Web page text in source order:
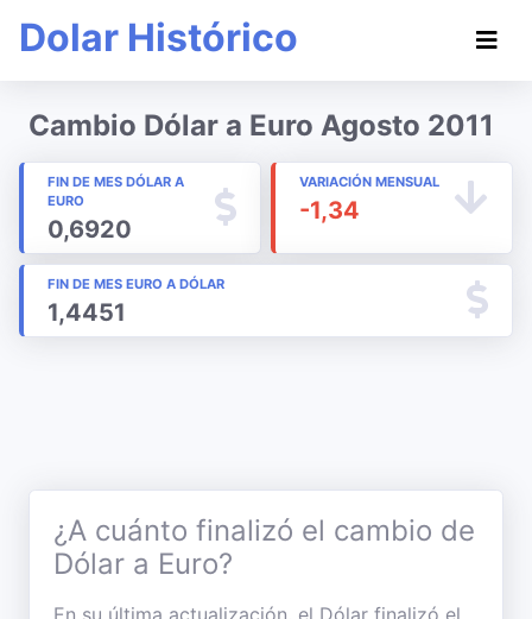
Dolar Histórico
Cambio Dólar a Euro Agosto 2011
FIN DE MES DÓLAR A
EURO
0,6920
VARIACIÓN MENSUAL
-1,34
FIN DE MES EURO A DÓLAR
1,4451
¿A cuánto finalizó el cambio de
Dólar a Euro?
En su última actualización, el Dólar finalizó el